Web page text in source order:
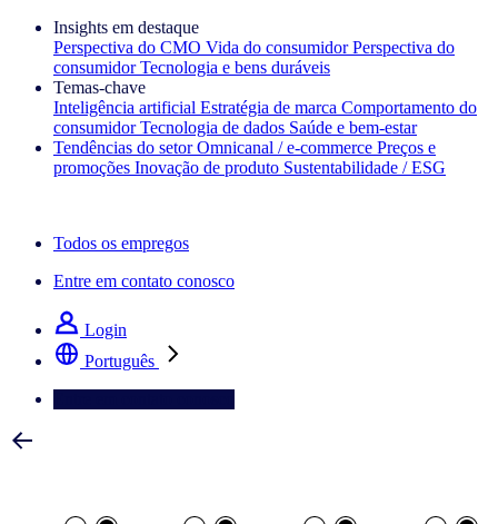
Insights em destaque
Perspectiva do CMO Vida do consumidor Perspectiva do
consumidor Tecnologia e bens duráveis
Temas‑chave
Inteligência artificial Estratégia de marca Comportamento do
consumidor Tecnologia de dados Saúde e bem‑estar
Tendências do setor Omnicanal / e‑commerce Preços e
promoções Inovação de produto Sustentabilidade / ESG
Todos os empregos
Entre em contato conosco
Login
Português